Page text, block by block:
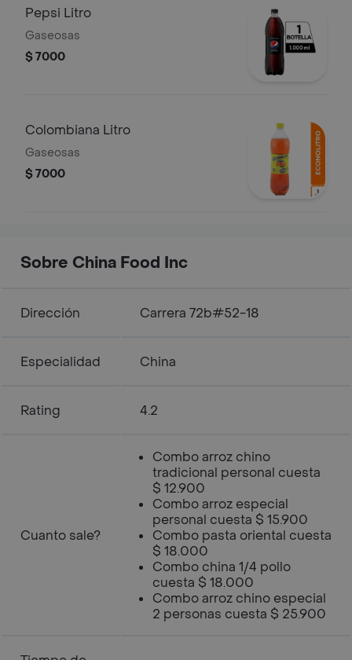
Pepsi Litro
Gaseosas
$ 7000
Colombiana Litro
Gaseosas
$ 7000
Sobre China Food Inc
Dirección Carrera 72b#52-18
Especialidad China
Rating 4.2
Cuanto sale?
Combo arroz chino
tradicional personal cuesta
$ 12.900
Combo arroz especial
personal cuesta $ 15.900
Combo pasta oriental cuesta
$ 18.000
Combo china 1/4 pollo
cuesta $ 18.000
Combo arroz chino especial
2 personas cuesta $ 25.900